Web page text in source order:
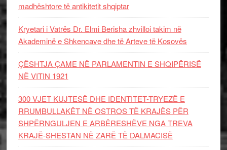
madhështore të antikitetit shqiptar
Kryetari i Vatrës Dr. Elmi Berisha zhvilloi takim në
Akademinë e Shkencave dhe të Arteve të Kosovës
ÇËSHTJA ÇAME NË PARLAMENTIN E SHQIPËRISË
NË VITIN 1921
300 VJET KUJTESË DHE IDENTITET-TRYEZË E
RRUMBULLAKËT NË OSTROS TË KRAJËS PËR
SHPËRNGULJEN E ARBËRESHËVE NGA TREVA
KRAJË-SHESTAN NË ZARË TË DALMACISË